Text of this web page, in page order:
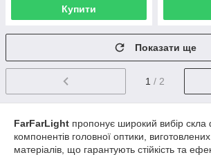
Купити
Показати ще
1 / 2
FarFarLight пропонує широкий вибір скла
компонентів головної оптики,
матеріалів, що гарантують стійкість та